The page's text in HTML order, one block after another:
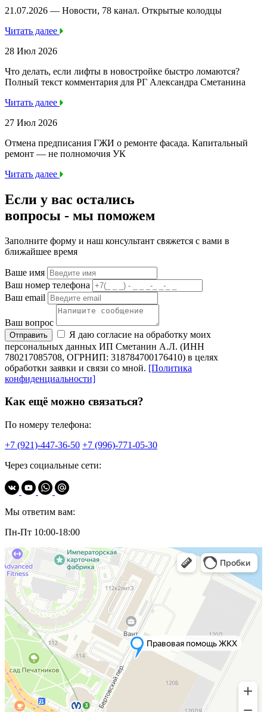
21.07.2026 — Новости, 78 канал. Открытые колодцы
Читать далее
28 Июл 2026
Что делать, если лифты в новостройке быстро ломаются?
Полный текст комментария для РГ Александра Сметанина
Читать далее
27 Июл 2026
Отмена предписания ГЖИ о ремонте фасада. Капитальный
ремонт — не полномочия УК
Читать далее
Если у вас остались
вопросы - мы поможем
Заполните форму и наш консультант свяжется с вами в
ближайшее время
Ваше имя
Ваш номер телефона
Ваш email
Ваш вопрос
Отправить
Я даю согласие на обработку моих
персональных данных ИП Сметанин А.Л. (ИНН
780217085708, ОГРНИП: 318784700176410) в целях
обработки заявки и связи со мной. [Политика
конфиденциальности]
Как ещё можно связаться?
По номеру телефона:
+7 (921)-447-36-50 +7 (996)-771-05-30
Через социальные сети:
Мы ответим вам:
Пн-Пт 10:00-18:00